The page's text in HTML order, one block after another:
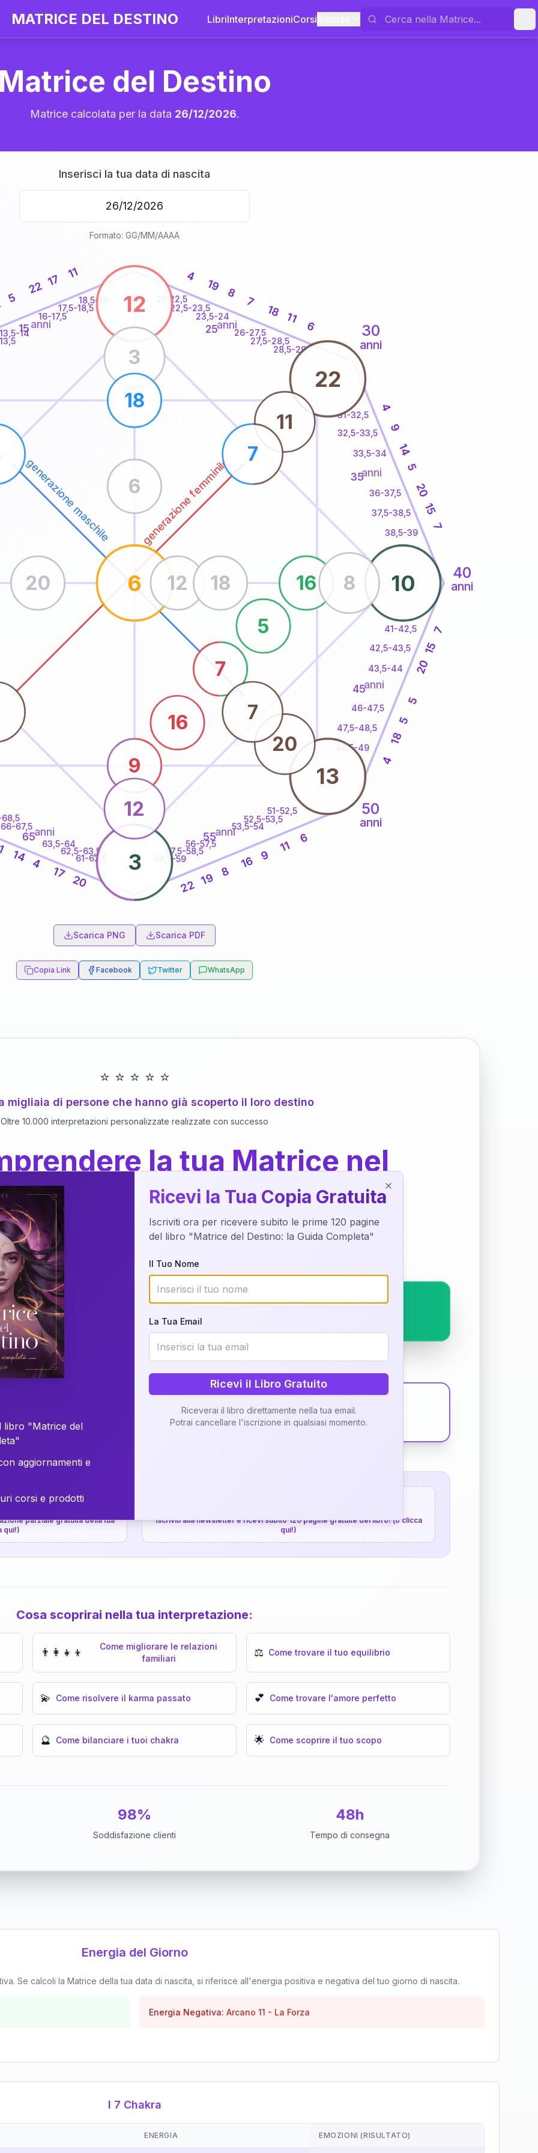
MATRICE DEL DESTINO LibriInterpretazioniCorsi
Matrice del Destino
Matrice calcolata per la data 26/12/2026.
Inserisci la tua data di nascita
Formato: GG/MM/AAAA
generazione maschile generazione femminile
20
30
anni
40
anni
50
anni
anni
13,5-14
16-17,5
17,5-18,5
18,5-19 21-22,5
22,5-23,5
23,5-24
26-27,5
27,5-28,5
28,5-29
31-32,5
32,5-33,5
33,5-34
36-37,5
37,5-38,5
38,5-39
41-42,5
42,5-43,5
43,5-44
46-47,5
47,5-48,5
48,5-49
51-52,5
52,5-53,5
53,5-54
56-57,5
57,5-58,5
58,5-59
61-62,5
62,5-63,5
63,5-64
66-67,5
68,5
5
22 17 11 4
19 8
7
18 11
6
4
9
14
5
20
15
7
7
15
20
5
5
18
4
6
11
9
16
8
19
22
20
17
4
14
12
10
3
6
22
13
9
16
7
5
16
3
8
12
18
12 18
20
6
11
7
20
7
15anni 25anni
35anni
45anni
55anni
65anni
Scarica PNG Scarica PDF
Copia Link Facebook Twitter WhatsApp
⭐ ⭐ ⭐ ⭐ ⭐
migliaia di persone che hanno già scoperto il loro destino
Oltre 10.000 interpretazioni personalizzate realizzate con successo
la tua Matrice nel
dettaglio?
della tua Matrice del Destino attraverso una nostra interpretazione
o studiando attraverso il manuale completo.
Richiedi Interpretazione
✨ Interpretazione personalizzata
Scopri il Libro
gratuita
parziale gratuita della tua
qui!)
Iscriviti alla newsletter e ricevi subito 120 pagine gratuite del libro! (o clicca
qui!)
Cosa scoprirai nella tua interpretazione:
👨‍👩‍👧‍👦
Come migliorare le relazioni
familiari
⚖️ Come trovare il tuo equilibrio
💫 Come risolvere il karma passato 💕 Come trovare l'amore perfetto
🔮 Come bilanciare i tuoi chakra 🌟 Come scoprire il tuo scopo
98%
Soddisfazione clienti
48h
Tempo di consegna
Energia del Giorno
Se calcoli la Matrice della tua data di nascita, si riferisce all'energia positiva e negativa del tuo giorno di nascita.
Energia Negativa: Arcano 11 - La Forza
I 7 Chakra
ENERGIA EMOZIONI (RISULTATO)
del Libro
libro "Matrice del
aggiornamenti e
corsi e prodotti
Ricevi la Tua Copia Gratuita
Iscriviti ora per ricevere subito le prime 120 pagine
del libro "Matrice del Destino: la Guida Completa"
Il Tuo Nome
La Tua Email
Ricevi il Libro Gratuito
Riceverai il libro direttamente nella tua email.
Potrai cancellare l'iscrizione in qualsiasi momento.